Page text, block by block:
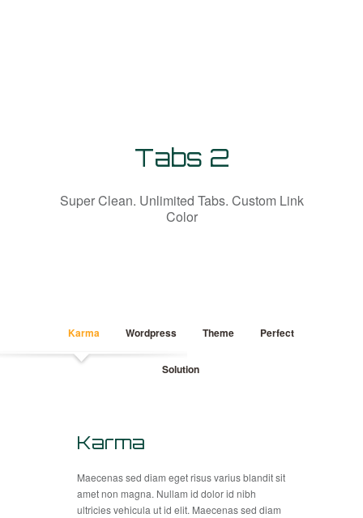
Tabs 2
Super Clean. Unlimited Tabs. Custom Link
Color
Karma Wordpress Theme Perfect
Solution
Karma
Maecenas sed diam eget risus varius blandit sit
amet non magna. Nullam id dolor id nibh
ultricies vehicula ut id elit. Maecenas sed diam